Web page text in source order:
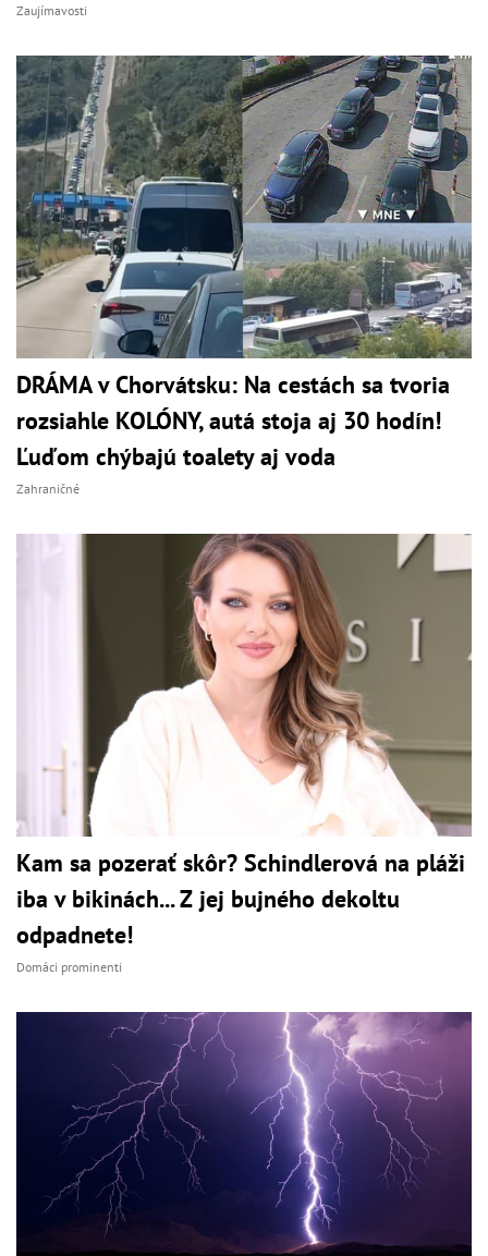
Zaujímavosti
DRÁMA v Chorvátsku: Na cestách sa tvoria
rozsiahle KOLÓNY, autá stoja aj 30 hodín!
Ľuďom chýbajú toalety aj voda
Zahraničné
Kam sa pozerať skôr? Schindlerová na pláži
iba v bikinách... Z jej bujného dekoltu
odpadnete!
Domáci prominenti